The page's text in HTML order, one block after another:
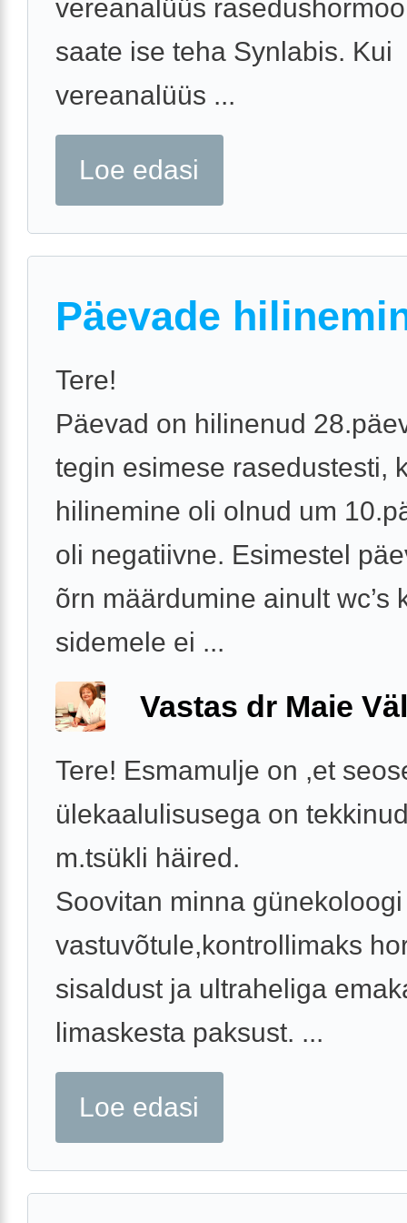
vereanalüüs
saate ise teha Synlabis. Kui
vereanalüüs ...
Loe edasi
Päevade
Tere!
Päevad on hilinenud
tegin esimese rasedustesti,
hilinemine oli olnud um
oli negatiivne. Esimestel
õrn määrdumine ainult wc’s
sidemele ei ...
Vastas dr Maie
Tere! Esmamulje on ,et
ülekaalulisusega on
m.tsükli häired.
Soovitan minna günekoloogi
vastuvõtule,kontrollimaks
sisaldust ja ultraheliga
limaskesta paksust. ...
Loe edasi